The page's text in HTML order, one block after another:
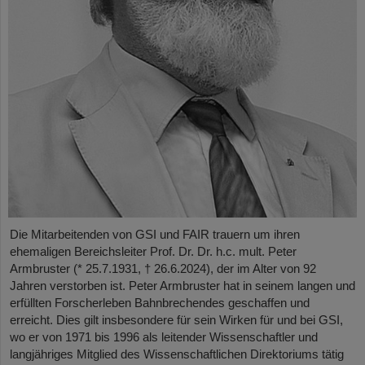
Die Mitarbeitenden von GSI und FAIR trauern um ihren
ehemaligen Bereichsleiter Prof. Dr. Dr. h.c. mult. Peter
Armbruster (* 25.7.1931, † 26.6.2024), der im Alter von 92
Jahren verstorben ist. Peter Armbruster hat in seinem langen und
erfüllten Forscherleben Bahnbrechendes geschaffen und
erreicht. Dies gilt insbesondere für sein Wirken für und bei GSI,
wo er von 1971 bis 1996 als leitender Wissenschaftler und
langjähriges Mitglied des Wissenschaftlichen Direktoriums tätig